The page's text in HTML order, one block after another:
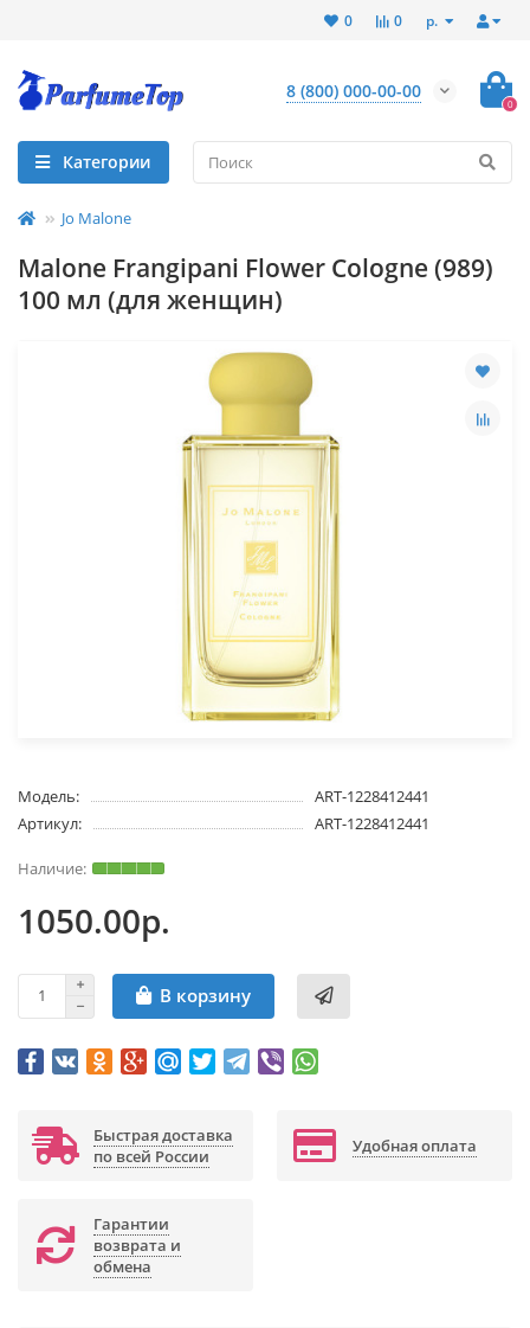
р.
0
0
8 (800) 000-00-00
0
Категории
Jo Malone
Mаlоnе Frangipani Flower Cologne (989)
100 мл (для женщин)
Модель:
ART-1228412441
Артикул:
ART-1228412441
1050.00р.
В корзину
Быстрая доставка
по всей России
Удобная оплата
Гарантии
возврата и
обмена